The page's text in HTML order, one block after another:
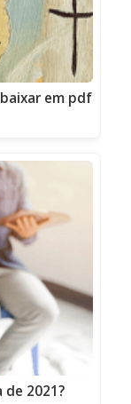
em pdf
de 2021?